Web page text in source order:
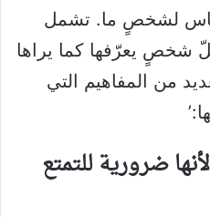
لشخصٍ ما. تشمل
شخصٍ يعرّفها كما يراها
من المفاهيم التي
ضرورية للتمتع